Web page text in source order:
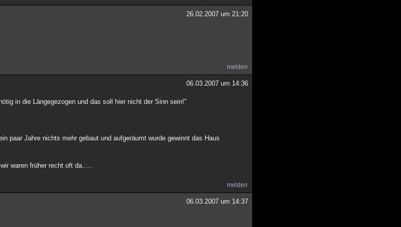
26.02.2007 um 21:20
melden
06.03.2007 um 14:36
in die Längegezogen und das soll hier nicht der Sinn sein!"
paar Jahre nichts mehr gebaut und aufgeräumt wurde gewinnt das Haus
waren früher recht oft da.....
melden
06.03.2007 um 14:37